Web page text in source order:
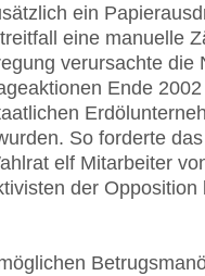
ein
eine manuelle
verursachte die
Ende 2002
So forderte
elf Mitarbeiter
der Opposition